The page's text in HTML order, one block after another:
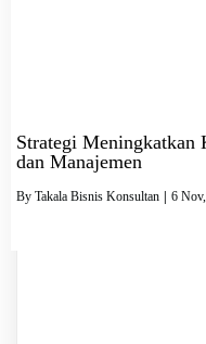
Strategi Meningkatkan
dan Manajemen
By Takala Bisnis Konsultan 6